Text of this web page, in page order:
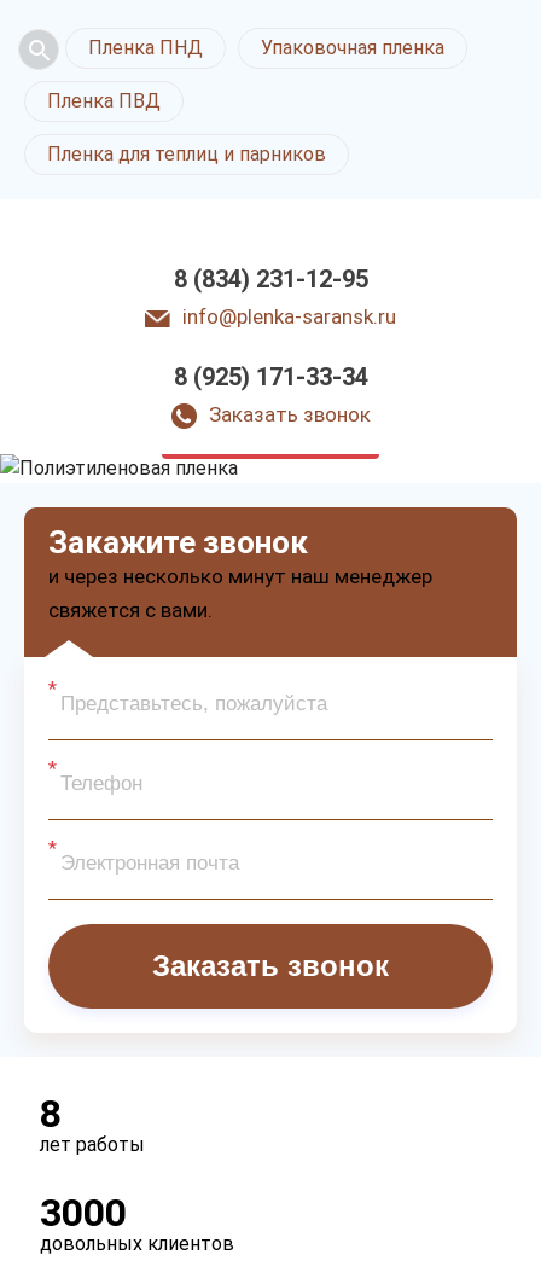
Пленка ПНД Упаковочная пленка
Пленка ПВД
Пленка для теплиц и парников
8 (834) 231-12-95
info@plenka-saransk.ru
8 (925) 171-33-34
Заказать звонок
Полиэтиленовая пленка
в Саранске
Закажите звонок
и через несколько минут наш менеджер
свяжется с вами.
Заказать звонок
8
лет работы
3000
довольных клиентов